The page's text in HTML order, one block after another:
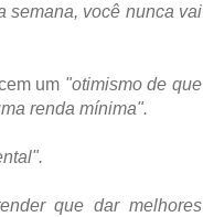
semana, você nunca vai
um "otimismo de que
renda mínima".
que dar melhores